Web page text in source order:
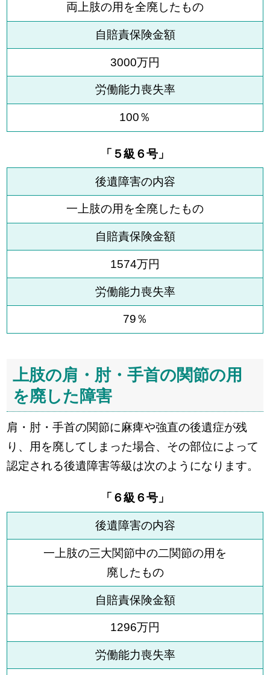
両上肢の用を全廃したもの
自賠責保険金額
3000万円
労働能力喪失率
100％
「５級６号」
後遺障害の内容
一上肢の用を全廃したもの
自賠責保険金額
1574万円
労働能力喪失率
79％
上肢の肩・肘・手首の関節の用
を廃した障害
肩・肘・手首の関節に麻痺や強直の後遺症が残
り、用を廃してしまった場合、その部位によって
認定される後遺障害等級は次のようになります。
「６級６号」
後遺障害の内容
一上肢の三大関節中の二関節の用を
廃したもの
自賠責保険金額
1296万円
労働能力喪失率